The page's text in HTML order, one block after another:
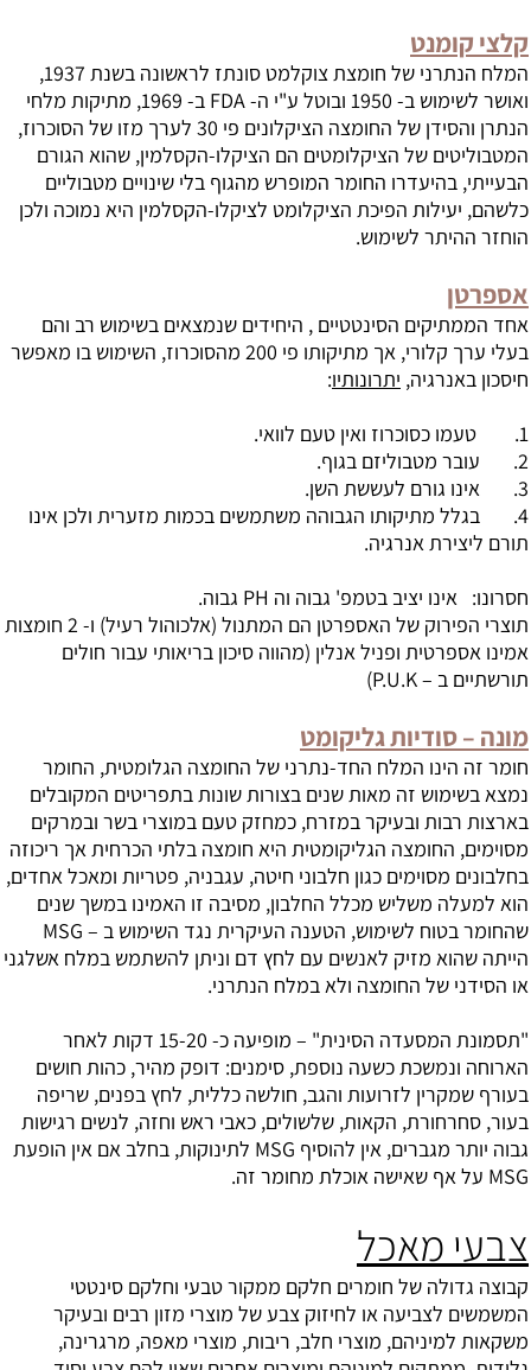
קלצי קומנט
המלח הנתרני של חומצת צוקלמט סונתז לראשונה בשנת 1937,
ואושר לשימוש ב- 1950 ובוטל ע"י ה- FDA ב- 1969, מתיקות מלחי
הנתרן והסידן של החומצה הציקלונים פי 30 לערך מזו של הסוכרוז,
המטבוליטים של הציקלומטים הם הציקלו-הקסלמין, שהוא הגורם
הבעייתי, בהיעדרו החומר המופרש מהגוף בלי שינויים מטבוליים
כלשהם, יעילות הפיכת הציקלומט לציקלו-הקסלמין היא נמוכה ולכן
הוחזר ההיתר לשימוש.
אספרטן
אחד הממתיקים הסינטטיים , היחידים שנמצאים בשימוש רב והם
בעלי ערך קלורי, אך מתיקותו פי 200 מהסוכרוז, השימוש בו מאפשר
חיסכון באנרגיה, יתרונותיו:
1. טעמו כסוכרוז ואין טעם לוואי.
2. עובר מטבוליזם בגוף.
3. אינו גורם לעששת השן.
4. בגלל מתיקותו הגבוהה משתמשים בכמות מזערית ולכן אינו
תורם ליצירת אנרגיה.
חסרונו: אינו יציב בטמפ' גבוה וה PH גבוה.
תוצרי הפירוק של האספרטן הם המתנול (אלכוהול רעיל) ו- 2 חומצות
אמינו אספרטית ופניל אנלין (מהווה סיכון בריאותי עבור חולים
תורשתיים ב – P.U.K)
מונה – סודיות גליקומט
חומר זה הינו המלח החד-נתרני של החומצה הגלומטית, החומר
נמצא בשימוש זה מאות שנים בצורות שונות בתפריטים המקובלים
בארצות רבות ובעיקר במזרח, כמחזק טעם במוצרי בשר ובמרקים
מסוימים, החומצה הגליקומטית היא חומצה בלתי הכרחית אך ריכוזה
בחלבונים מסוימים כגון חלבוני חיטה, עגבניה, פטריות ומאכל אחדים,
הוא למעלה משליש מכלל החלבון, מסיבה זו האמינו במשך שנים
שהחומר בטוח לשימוש, הטענה העיקרית נגד השימוש ב – MSG
הייתה שהוא מזיק לאנשים עם לחץ דם וניתן להשתמש במלח אשלגני
או הסידני של החומצה ולא במלח הנתרני.
"תסמונת המסעדה הסינית" – מופיעה כ- 15-20 דקות לאחר
הארוחה ונמשכת כשעה נוספת, סימנים: דופק מהיר, כהות חושים
בעורף שמקרין לזרועות והגב, חולשה כללית, לחץ בפנים, שריפה
בעור, סחרחורת, הקאות, שלשולים, כאבי ראש וחזה, לנשים רגישות
גבוה יותר מגברים, אין להוסיף MSG לתינוקות, בחלב אם אין הופעת
MSG על אף שאישה אוכלת מחומר זה.
צבעי מאכל
קבוצה גדולה של חומרים חלקם ממקור טבעי וחלקם סינטטי
המשמשים לצביעה או לחיזוק צבע של מוצרי מזון רבים ובעיקר
משקאות למיניהם, מוצרי חלב, ריבות, מוצרי מאפה, מרגרינה,